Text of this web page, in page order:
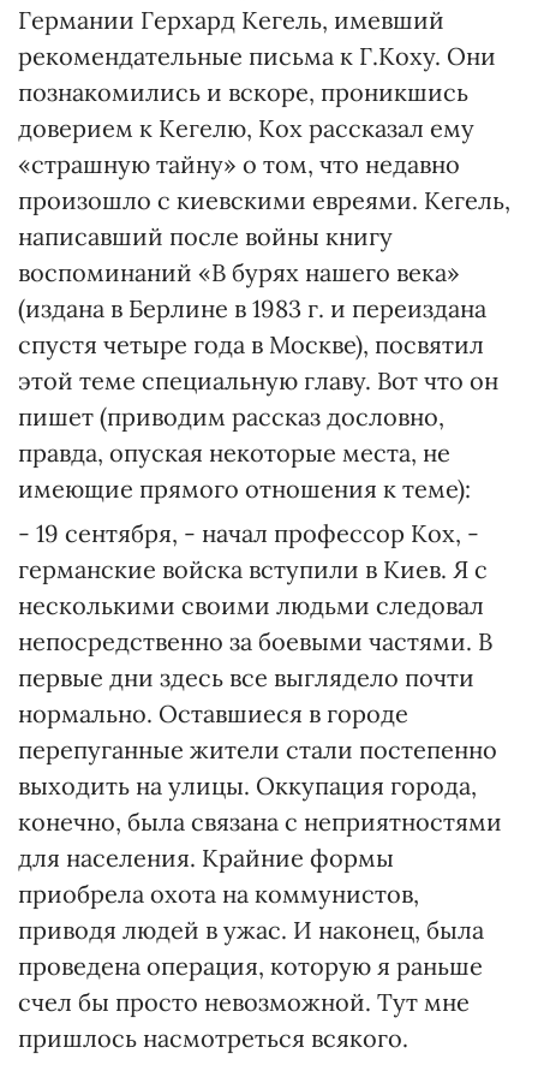
Германии Герхард Кегель, имевший
рекомендательные письма к Г.Коху. Они
познакомились и вскоре, проникшись
доверием к Кегелю, Кох рассказал ему
«страшную тайну» о том, что недавно
произошло с киевскими евреями. Кегель,
написавший после войны книгу
воспоминаний «В бурях нашего века»
(издана в Берлине в 1983 г. и переиздана
спустя четыре года в Москве), посвятил
этой теме специальную главу. Вот что он
пишет (приводим рассказ дословно,
правда, опуская некоторые места, не
имеющие прямого отношения к теме):
- 19 сентября, - начал профессор Кох, -
германские войска вступили в Киев. Я с
несколькими своими людьми следовал
непосредственно за боевыми частями. В
первые дни здесь все выглядело почти
нормально. Оставшиеся в городе
перепуганные жители стали постепенно
выходить на улицы. Оккупация города,
конечно, была связана с неприятностями
для населения. Крайние формы
приобрела охота на коммунистов,
приводя людей в ужас. И наконец, была
проведена операция, которую я раньше
счел бы просто невозможной. Тут мне
пришлось насмотреться всякого.